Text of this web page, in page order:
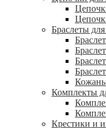
Браслеты
Комплекты
Крестики и